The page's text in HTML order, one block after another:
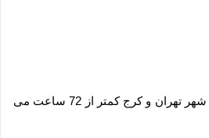
مدت زمان تحویل کالاها در شهر تهران و کرج کمتر از 72 ساعت می